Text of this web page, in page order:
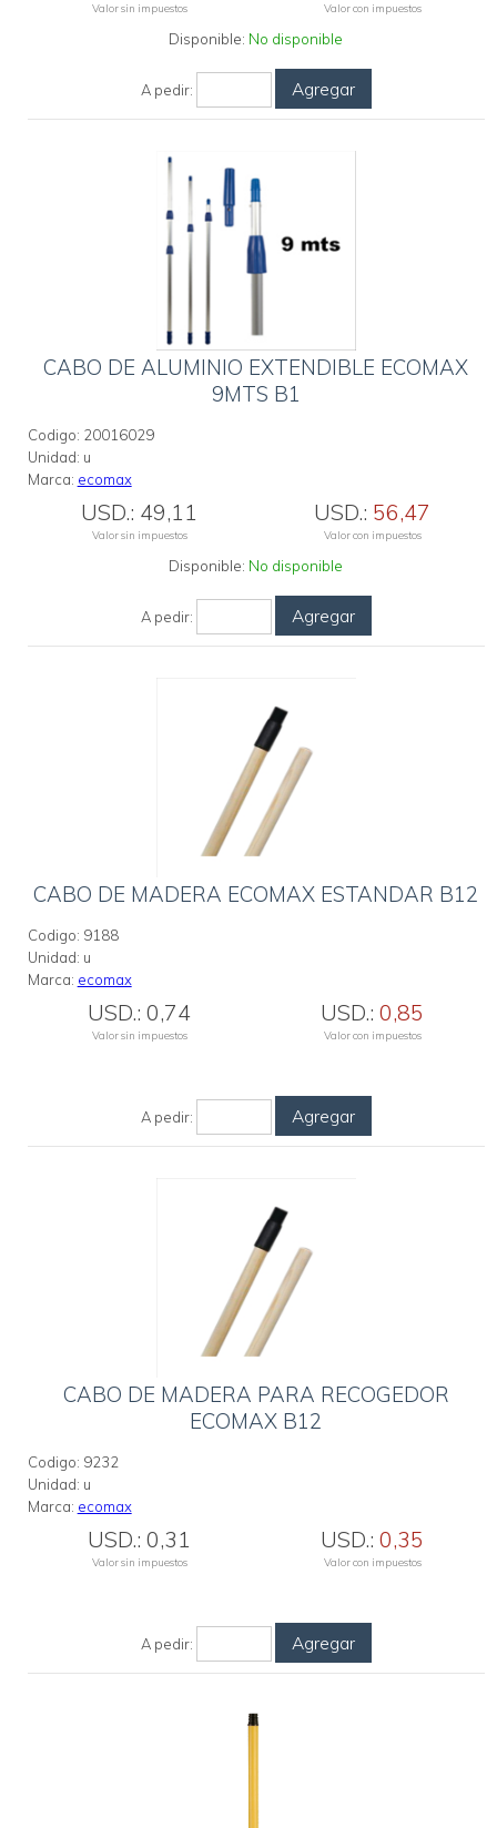
Valor sin impuestos Valor con impuestos
Disponible: No disponible
A pedir: Agregar
CABO DE ALUMINIO EXTENDIBLE ECOMAX
9MTS B1
Codigo: 20016029
Unidad: u
Marca: ecomax
USD.: 49,11
Valor sin impuestos
USD.: 56,47
Valor con impuestos
Disponible: No disponible
A pedir: Agregar
CABO DE MADERA ECOMAX ESTANDAR B12
Codigo: 9188
Unidad: u
Marca: ecomax
USD.:0,74
Valor sin impuestos
USD.:0,85
Valor con impuestos
A pedir: Agregar
CABO DE MADERA PARA RECOGEDOR
ECOMAX B12
Codigo: 9232
Unidad: u
Marca: ecomax
USD.:0,31
Valor sin impuestos
USD.:0,35
Valor con impuestos
A pedir: Agregar